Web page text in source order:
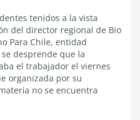
tenidos a la vista
del director regional de Bio
Para Chile, entidad
desprende que la
el trabajador el viernes
organizada por su
no se encuentra